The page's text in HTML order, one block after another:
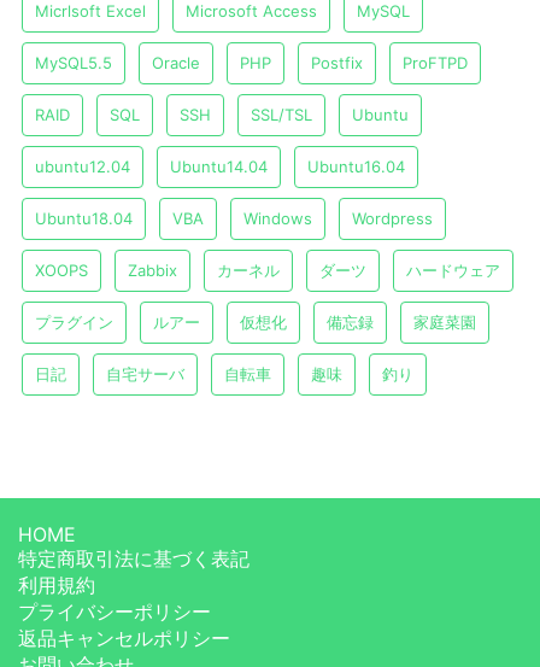
Micrlsoft Excel Microsoft Access MySQL
MySQL5.5 Oracle PHP Postfix ProFTPD
RAID SQL SSH SSL/TSL Ubuntu
ubuntu12.04 Ubuntu14.04 Ubuntu16.04
Ubuntu18.04 VBA Windows Wordpress
XOOPS Zabbix カーネル ダーツ ハードウェア
プラグイン ルアー 仮想化 備忘録 家庭菜園
日記 自宅サーバ 自転車 趣味 釣り
HOME
特定商取引法に基づく表記
利用規約
プライバシーポリシー
返品キャンセルポリシー